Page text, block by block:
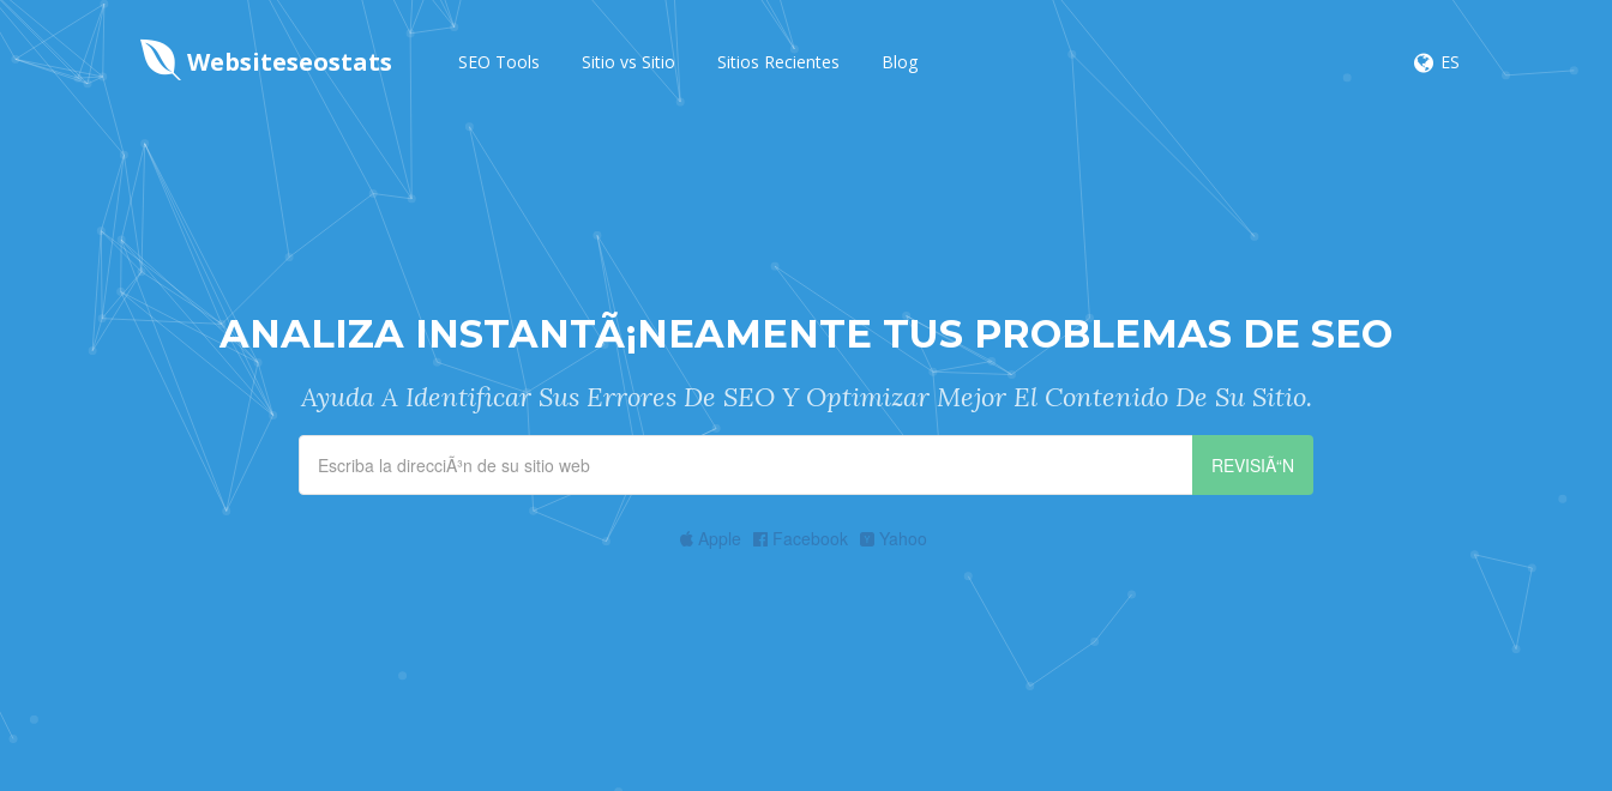
Websiteseostats SEO Tools Sitio vs Sitio Sitios Recientes Blog ES
ANALIZA INSTANTÃ¡NEAMENTE TUS PROBLEMAS DE SEO
Ayuda A Identificar Sus Errores De SEO Y Optimizar Mejor El Contenido De Su Sitio.
REVISIÃ“N
Apple Facebook Yahoo